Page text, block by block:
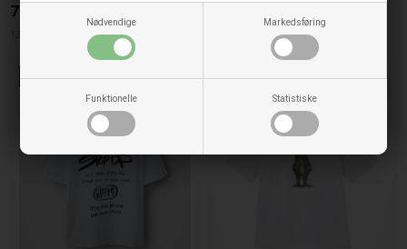
Nødvendige Markedsføring
Funktionelle Statistiske
74,98
170/176cm
146/152cm
50% 50%